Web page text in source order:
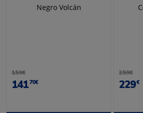
Negro Volcán
159€
141 70€
259€
229€